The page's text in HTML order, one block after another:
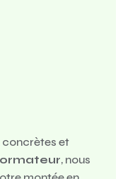
concrètes et
, nous